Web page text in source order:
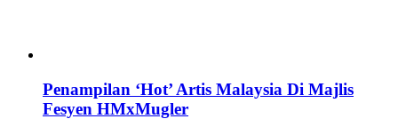
Penampilan ‘Hot’ Artis Malaysia Di Majlis
Fesyen HMxMugler